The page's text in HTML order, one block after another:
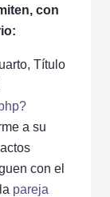
con
Título
a su
con el
pareja